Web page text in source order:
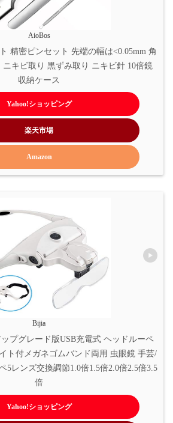
AioBos
精密ピンセット 先端の幅は<0.05mm 角
キビ取り 黒ずみ取り ニキビ針 10倍鏡
収納ケース
Yahoo!ショッピング
楽天市場
Amazon
Bijia
プグレード版USB充電式 ヘッドルーペ
ト付メガネゴムバンド両用 虫眼鏡 手芸/
5レンズ交換調節1.0倍1.5倍2.0倍2.5倍3.5
倍
Yahoo!ショッピング